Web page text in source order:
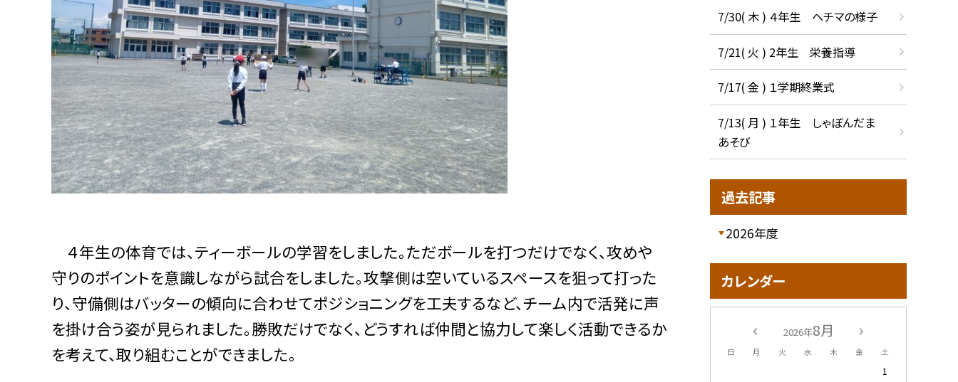
４年生の体育では、ティーボールの学習をしました。ただボールを打つだけでなく、攻めや
守りのポイントを意識しながら試合をしました。攻撃側は空いているスペースを狙って打った
り、守備側はバッターの傾向に合わせてポジショニングを工夫するなど、チーム内で活発に声
を掛け合う姿が見られました。勝敗だけでなく、どうすれば仲間と協力して楽しく活動できるか
を考えて、取り組むことができました。
7/30( 木 ) ４年生 ヘチマの様子
7/21( 火 ) 2年生 栄養指導
7/17( 金 ) １学期終業式
7/13( 月 ) １年生 しゃぼんだま
あそび
過去記事
2026年度
カレンダー
2026年8月
日 月 火 水 木 金 土
1